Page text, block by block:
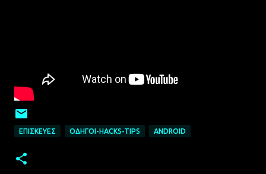
ΕΠΙΣΚΕΥΈΣ ΟΔΗΓΟΊ-HACKS-TIPS ANDROID